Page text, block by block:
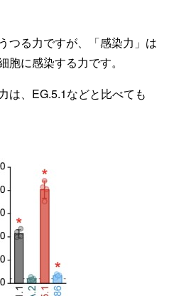
つる力ですが、「感染力」は
胞に感染する力です。
は、EG.5.1などと比べても